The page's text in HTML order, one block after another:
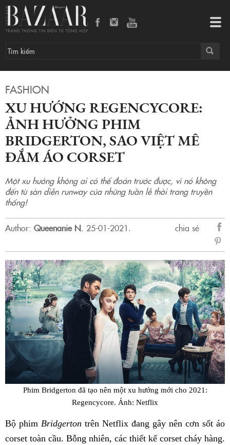
FASHION
XU HƯỚNG REGENCYCORE:
ẢNH HƯỞNG PHIM
BRIDGERTON, SAO VIỆT MÊ
ĐẮM ÁO CORSET
Một xu hướng không ai có thể đoán trước được, vì nó không
đến từ sàn diễn runway của những tuần lễ thời trang truyền
thống!
Author: Queenanie N. 25-01-2021.
chia sẻ
sẻ
Phim Bridgerton đã tạo nên một xu hướng mới cho 2021:
Regencycore. Ảnh: Netflix
Bộ phim Bridgerton trên Netflix đang gây nên cơn sốt áo
corset toàn cầu. Bỗng nhiên, các thiết kế corset cháy hàng.